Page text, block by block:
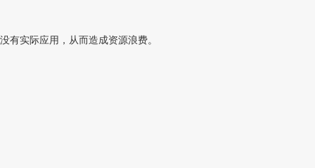
有实际应用，从而造成资源浪费。